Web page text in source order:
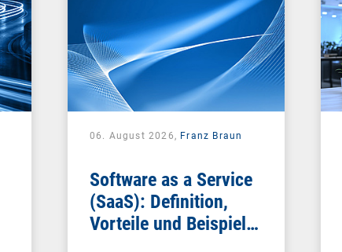
06. August 2026, Franz Braun
Software as a Service
(SaaS): Definition,
Vorteile und Beispiele